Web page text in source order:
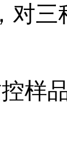
对三
控样